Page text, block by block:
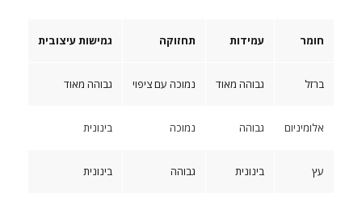
חומר עמידות תחזוקה גמישות עיצובית
ברזל גבוהה מאוד נמוכה עם ציפוי גבוהה מאוד
אלומיניום גבוהה נמוכה בינונית
עץ בינונית גבוהה בינונית